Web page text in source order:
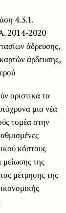
4.3.1.
2014-2020
άδρευσης,
άρδευσης,
οριστικά τα
μια νέα
τομέα στην
κόστους
μείωσης της
μέτρησης της